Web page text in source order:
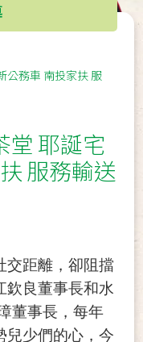
公務車 南投家扶 服
堂 耶誕宅
服務輸送
距離，卻阻擋
欽良董事長和水
董事長，每年
兒少們的心 ，今